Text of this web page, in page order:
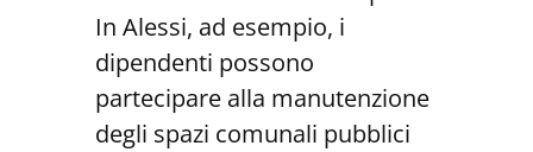
In Alessi, ad esempio, i
dipendenti possono
partecipare alla manutenzione
degli spazi comunali pubblici